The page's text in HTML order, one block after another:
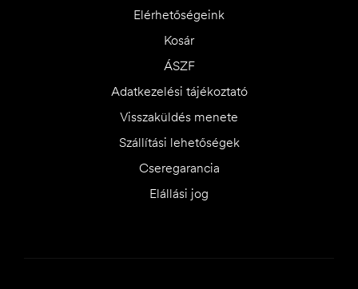
Elérhetőségeink
Kosár
ÁSZF
Adatkezelési tájékoztató
Visszaküldés menete
Szállítási lehetőségek
Cseregarancia
Elállási jog